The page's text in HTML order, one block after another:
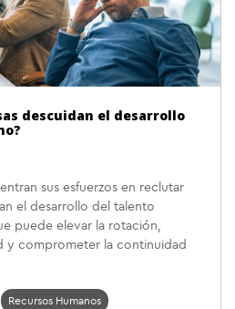
descuidan el desarrollo
sus esfuerzos en reclutar
el desarrollo del talento
puede elevar la rotación,
y comprometer la continuidad
Recursos Humanos